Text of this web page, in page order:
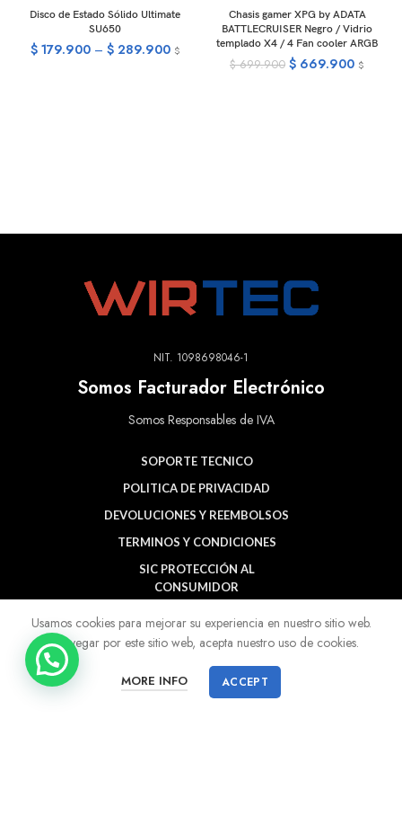
Disco de Estado Sólido Ultimate
SU650
$179.900– $289.900 $
Chasis gamer XPG by ADATA
BATTLECRUISER Negro / Vidrio
templado X4 / 4 Fan cooler ARGB
$699.900 $ 669.900 $
NIT. 1098698046-1
Somos Facturador Electrónico
Somos Responsables de IVA
SOPORTE TECNICO
POLITICA DE PRIVACIDAD
DEVOLUCIONES Y REEMBOLSOS
TERMINOS Y CONDICIONES
SIC PROTECCIÓN AL
CONSUMIDOR
Usamos cookies para mejorar su experiencia en nuestro sitio web.
Al navegar por este sitio web, acepta nuestro uso de cookies.
MORE INFO ACCEPT